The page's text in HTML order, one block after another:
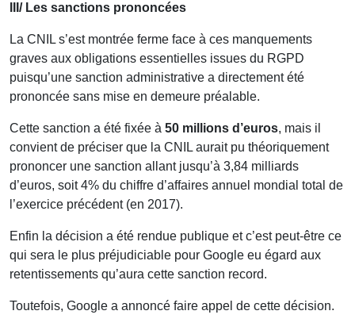
III/ Les sanctions prononcées
La CNIL s’est montrée ferme face à ces manquements
graves aux obligations essentielles issues du RGPD
puisqu’une sanction administrative a directement été
prononcée sans mise en demeure préalable.
Cette sanction a été fixée à 50 millions d’euros, mais il
convient de préciser que la CNIL aurait pu théoriquement
prononcer une sanction allant jusqu’à 3,84 milliards
d’euros, soit 4% du chiffre d’affaires annuel mondial total de
l’exercice précédent (en 2017).
Enfin la décision a été rendue publique et c’est peut-être ce
qui sera le plus préjudiciable pour Google eu égard aux
retentissements qu’aura cette sanction record.
Toutefois, Google a annoncé faire appel de cette décision.